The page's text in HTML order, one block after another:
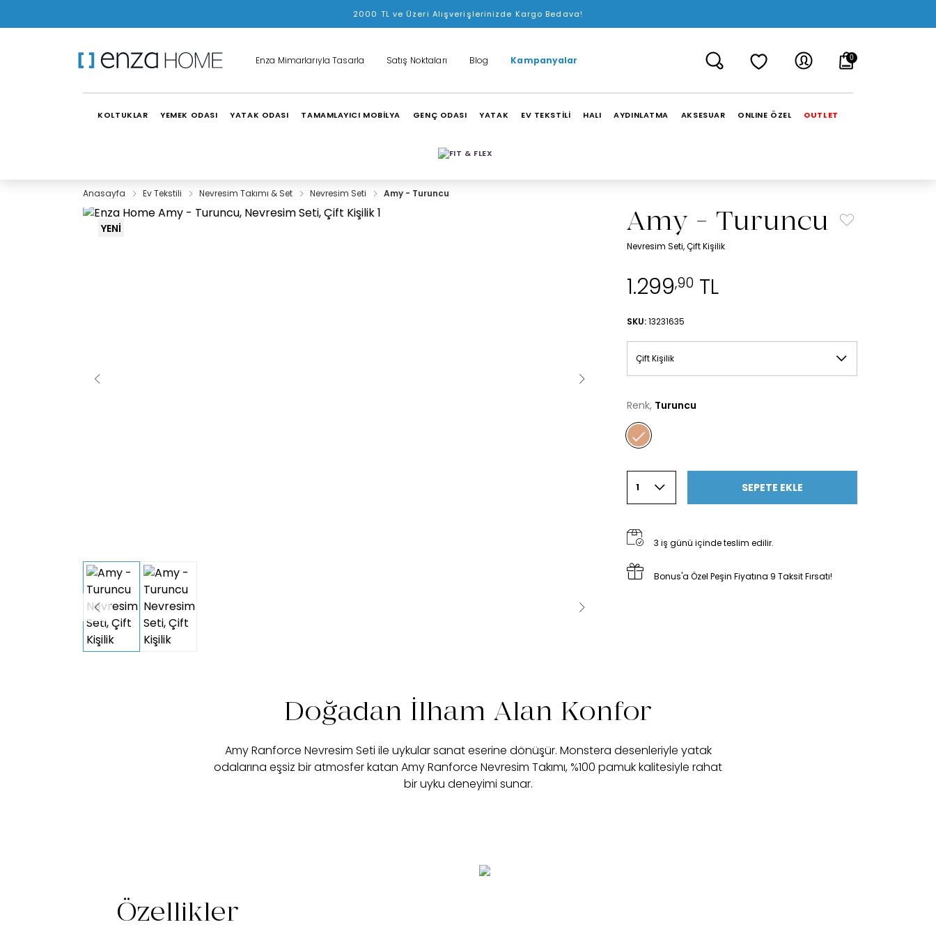
2000 TL ve Üzeri Alışverişlerinizde Kargo Bedava!
Enza Mimarlarıyla Tasarla Satış Noktaları Blog Kampanyalar 0
KOLTUKLAR YEMEK ODASI YATAK ODASI TAMAMLAYICI MOBİLYA GENÇ ODASI YATAK EV TEKSTİLİ HALI AYDINLATMA AKSESUAR ONLINE ÖZEL OUTLET
Anasayfa Ev Tekstili Nevresim Takımı & Set Nevresim Seti Amy - Turuncu
YENİ Amy - Turuncu
Nevresim Seti, Çift Kişilik
1.299,90TL
SKU: 13231635
Çift Kişilik
Renk, Turuncu
1 SEPETE EKLE
3 iş günü içinde teslim edilir.
Bonus'a Özel Peşin Fiyatına 9 Taksit Fırsatı!
Doğadan İlham Alan Konfor
Amy Ranforce Nevresim Seti ile uykular sanat eserine dönüşür. Monstera desenleriyle yatak
odalarına eşsiz bir atmosfer katan Amy Ranforce Nevresim Takımı, %100 pamuk kalitesiyle rahat
bir uyku deneyimi sunar.
Özellikler